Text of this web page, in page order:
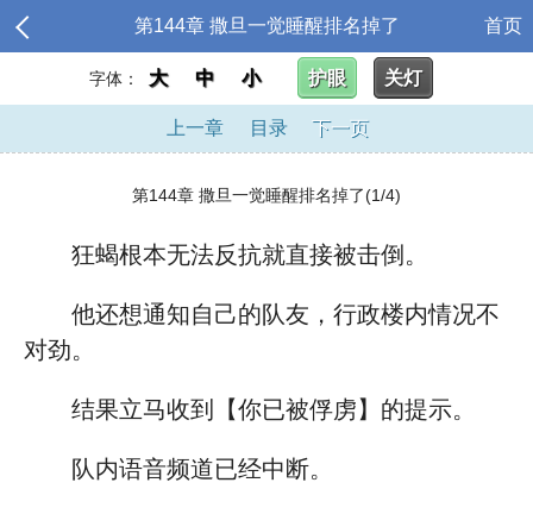
第144章 撒旦一觉睡醒排名掉了 首页
字体： 大 中 小 护眼 关灯
上一章 目录 下一页
第144章 撒旦一觉睡醒排名掉了(1/4)
狂蝎根本无法反抗就直接被击倒。
他还想通知自己的队友，行政楼内情况不
对劲。
结果立马收到【你已被俘虏】的提示。
队内语音频道已经中断。